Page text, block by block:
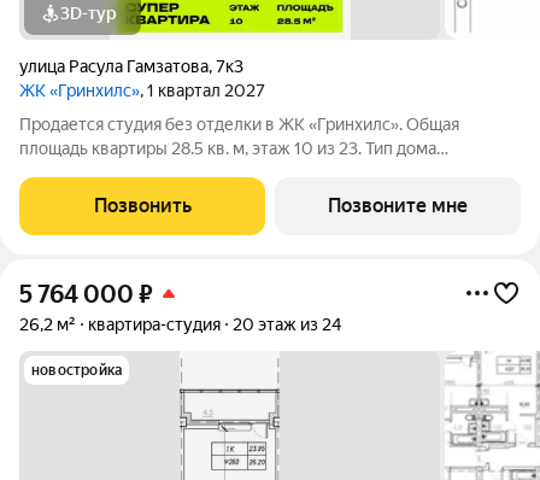
3D-тур
улица Расула Гамзатова,7к3
ЖК «Гринхилс», 1 квартал 2027
Продается студия без отделки в ЖК «Гринхилс». Общая
площадь квартиры 28.5 кв. м, этаж 10 из 23. Тип дома
жилой квартал комфорт-класса в выгодной локации
микрорайона Зеленый угол:
Позвонить Позвоните мне
5 764 000 ₽
26,2 м² квартира-студия 20 этаж из 24
новостройка